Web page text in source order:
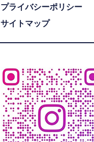
プライバシーポリシー
サイトマップ